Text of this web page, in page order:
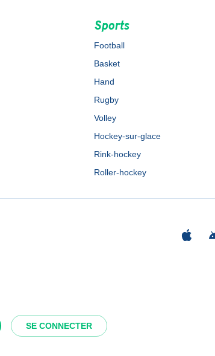
SE CONNECTER
Sports
Football
Basket
Hand
Rugby
Volley
Hockey-sur-glace
Rink-hockey
Roller-hockey